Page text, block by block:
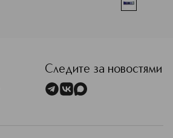
Следите за новостями